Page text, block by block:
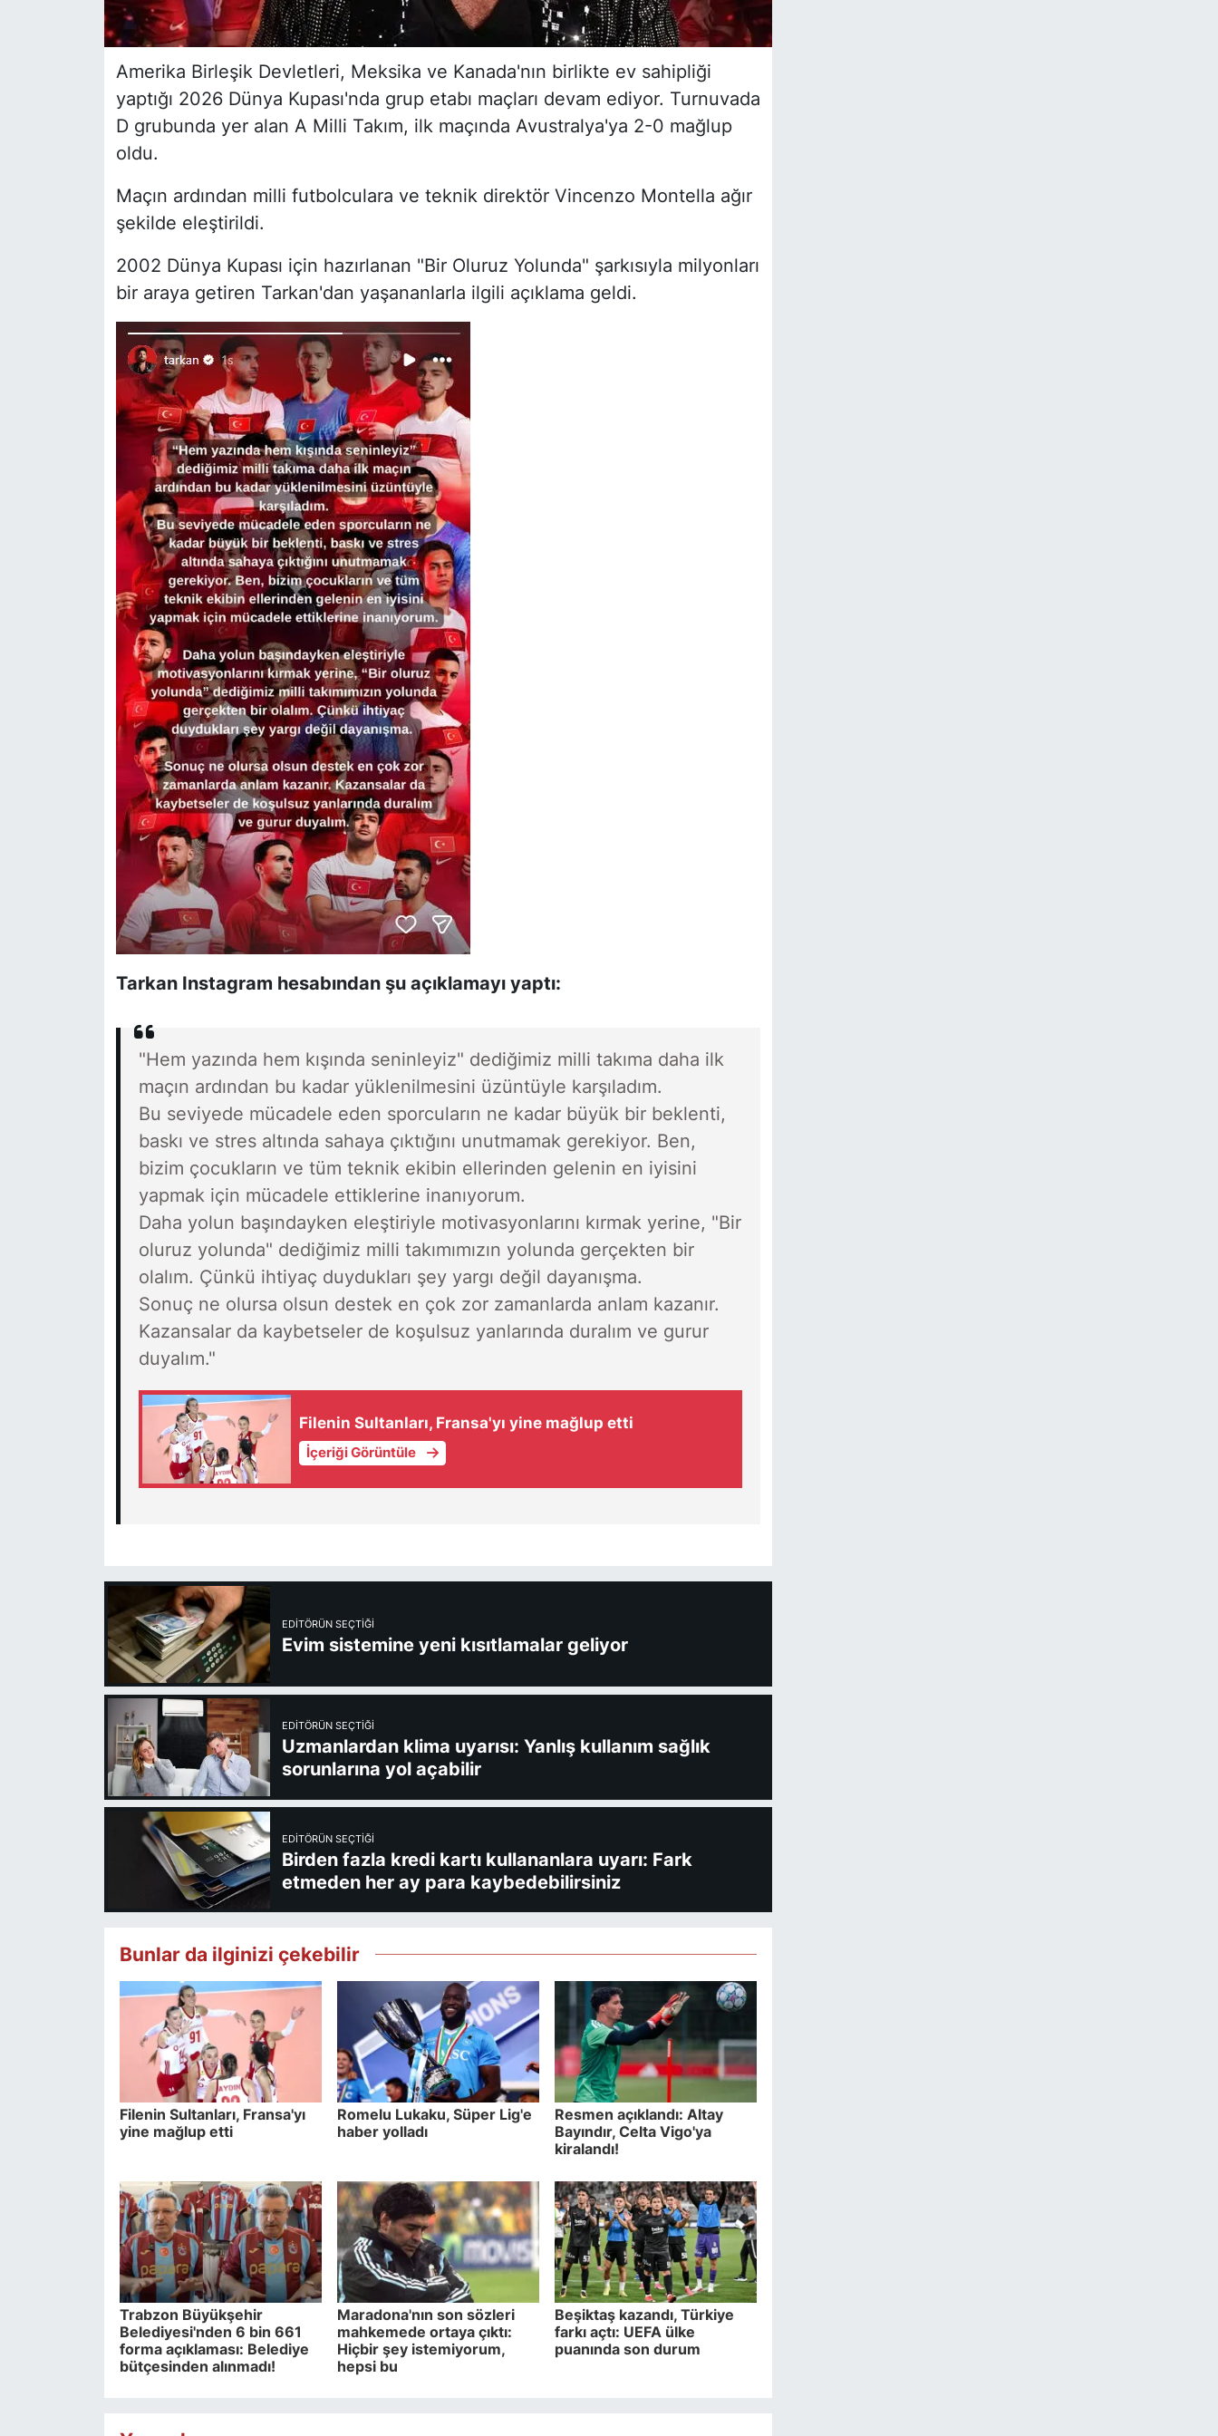
Amerika Birleşik Devletleri, Meksika ve Kanada'nın birlikte ev sahipliği
yaptığı 2026 Dünya Kupası'nda grup etabı maçları devam ediyor. Turnuvada
D grubunda yer alan A Milli Takım, ilk maçında Avustralya'ya 2-0 mağlup
oldu.
Maçın ardından milli futbolculara ve teknik direktör Vincenzo Montella ağır
şekilde eleştirildi.
2002 Dünya Kupası için hazırlanan "Bir Oluruz Yolunda" şarkısıyla milyonları
bir araya getiren Tarkan'dan yaşananlarla ilgili açıklama geldi.
Tarkan Instagram hesabından şu açıklamayı yaptı:
"Hem yazında hem kışında seninleyiz" dediğimiz milli takıma daha ilk
maçın ardından bu kadar yüklenilmesini üzüntüyle karşıladım.
Bu seviyede mücadele eden sporcuların ne kadar büyük bir beklenti,
baskı ve stres altında sahaya çıktığını unutmamak gerekiyor. Ben,
bizim çocukların ve tüm teknik ekibin ellerinden gelenin en iyisini
yapmak için mücadele ettiklerine inanıyorum.
Daha yolun başındayken eleştiriyle motivasyonlarını kırmak yerine, "Bir
oluruz yolunda" dediğimiz milli takımımızın yolunda gerçekten bir
olalım. Çünkü ihtiyaç duydukları şey yargı değil dayanışma.
Sonuç ne olursa olsun destek en çok zor zamanlarda anlam kazanır.
Kazansalar da kaybetseler de koşulsuz yanlarında duralım ve gurur
duyalım."
Filenin Sultanları, Fransa'yı yine mağlup etti
İçeriği Görüntüle
EDITÖRÜN SEÇTIĞI
Evim sistemine yeni kısıtlamalar geliyor
EDITÖRÜN SEÇTIĞI
Uzmanlardan klima uyarısı: Yanlış kullanım sağlık
sorunlarına yol açabilir
EDITÖRÜN SEÇTIĞI
Birden fazla kredi kartı kullananlara uyarı: Fark
etmeden her ay para kaybedebilirsiniz
Bunlar da ilginizi çekebilir
Filenin Sultanları, Fransa'yı
yine mağlup etti
Romelu Lukaku, Süper Lig'e
haber yolladı
Resmen açıklandı: Altay
Bayındır, Celta Vigo'ya
kiralandı!
Trabzon Büyükşehir
Belediyesi'nden 6 bin 661
forma açıklaması: Belediye
bütçesinden alınmadı!
Maradona'nın son sözleri
mahkemede ortaya çıktı:
Hiçbir şey istemiyorum,
hepsi bu
Beşiktaş kazandı, Türkiye
farkı açtı: UEFA ülke
puanında son durum